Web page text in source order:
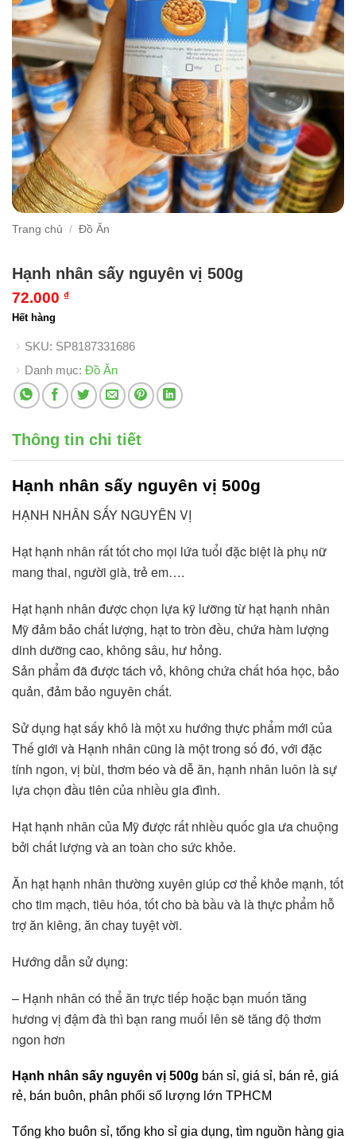
Trang chủ / Đồ Ăn
Hạnh nhân sấy nguyên vị 500g
72.000 ₫
Hết hàng
SKU: SP8187331686
Danh mục: Đồ Ăn
Thông tin chi tiết
Hạnh nhân sấy nguyên vị 500g
HẠNH NHÂN SẤY NGUYÊN VỊ
Hạt hạnh nhân rất tốt cho mọi lứa tuổi đặc biệt là phụ nữ
mang thai, người già, trẻ em….
Hạt hạnh nhân được chọn lựa kỹ lưỡng từ hạt hạnh nhân
Mỹ đảm bảo chất lượng, hạt to tròn đều, chứa hàm lượng
dinh dưỡng cao, không sâu, hư hỏng.
Sản phẩm đã được tách vỏ, không chứa chất hóa học, bảo
quản, đảm bảo nguyên chất.
Sử dụng hạt sấy khô là một xu hướng thực phẩm mới của
Thế giới và Hạnh nhân cũng là một trong số đó, với đặc
tính ngon, vị bùi, thơm béo và dễ ăn, hạnh nhân luôn là sự
lựa chọn đầu tiên của nhiều gia đình.
Hạt hạnh nhân của Mỹ được rất nhiều quốc gia ưa chuộng
bởi chất lượng và an toàn cho sức khỏe.
Ăn hạt hạnh nhân thường xuyên giúp cơ thể khỏe mạnh, tốt
cho tim mạch, tiêu hóa, tốt cho bà bầu và là thực phẩm hỗ
trợ ăn kiêng, ăn chay tuyệt vời.
Hướng dẫn sử dụng:
– Hạnh nhân có thể ăn trực tiếp hoặc bạn muốn tăng
hương vị đậm đà thì bạn rang muối lên sẽ tăng độ thơm
ngon hơn
Hạnh nhân sấy nguyên vị 500g bán sỉ, giá sỉ, bán rẻ, giá
rẻ, bán buôn, phân phối số lượng lớn TPHCM
Tổng kho buôn sỉ, tổng kho sỉ gia dụng, tìm nguồn hàng gia